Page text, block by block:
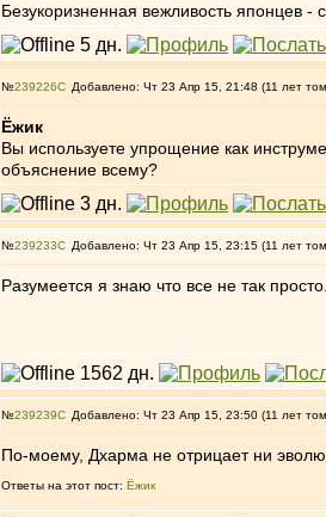
Безукоризненная вежливость японцев -
№239226 Добавлено: Чт 23 Апр 15, 21:48 (11 лет
Ёжик
Вы используете упрощение как
объяснение всему?
№239233 Добавлено: Чт 23 Апр 15, 23:15 (11 лет
Разумеется я знаю что все не так
№239239 Добавлено: Чт 23 Апр 15, 23:50 (11 лет
По-моему, Дхарма не отрицает ни
Ответы на этот пост: Ёжик